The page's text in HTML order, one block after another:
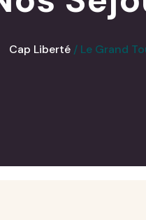
Cap Liberté Le Grand